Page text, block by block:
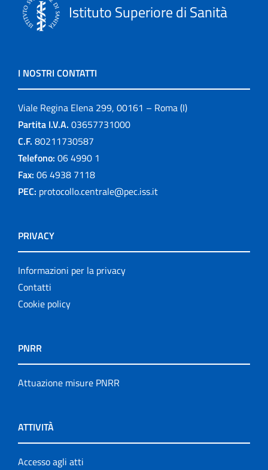
Istituto Superiore di Sanità
I NOSTRI CONTATTI
Viale Regina Elena 299, 00161 – Roma (I)
Partita I.V.A. 03657731000
C.F. 80211730587
Telefono: 06 4990 1
Fax: 06 4938 7118
PEC: protocollo.centrale@pec.iss.it
PRIVACY
Informazioni per la privacy
Contatti
Cookie policy
PNRR
Attuazione misure PNRR
ATTIVITÀ
Accesso agli atti